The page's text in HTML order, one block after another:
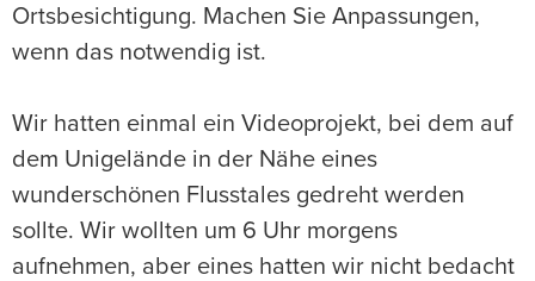
Ortsbesichtigung. Machen Sie Anpassungen,
wenn das notwendig ist.
Wir hatten einmal ein Videoprojekt, bei dem auf
dem Unigelände in der Nähe eines
wunderschönen Flusstales gedreht werden
sollte. Wir wollten um 6 Uhr morgens
aufnehmen, aber eines hatten wir nicht bedacht